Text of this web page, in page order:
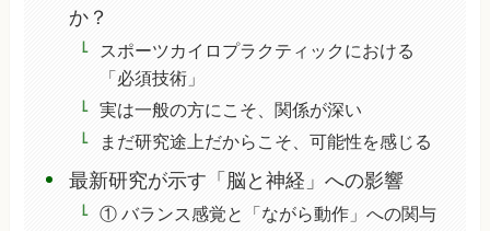
か？
スポーツカイロプラクティックにおける
「必須技術」
実は一般の方にこそ、関係が深い
まだ研究途上だからこそ、可能性を感じる
最新研究が示す「脳と神経」への影響
① バランス感覚と「ながら動作」への関与